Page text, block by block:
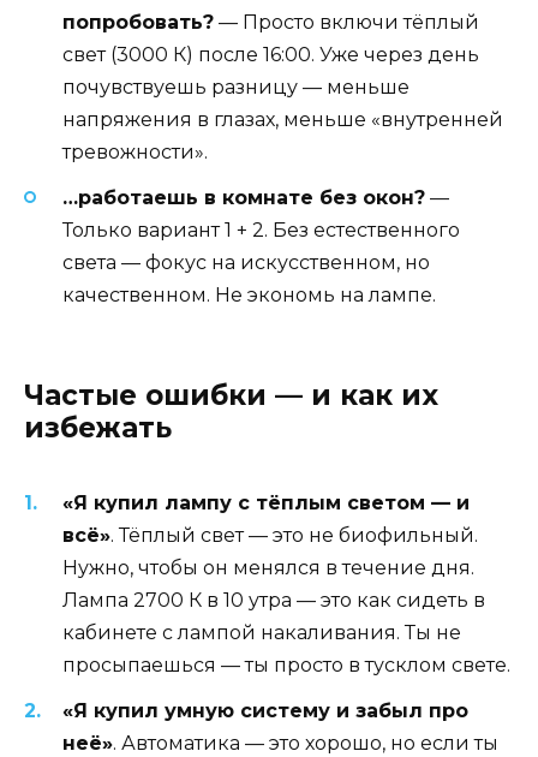
попробовать? — Просто включи тёплый
свет (3000 К) после 16:00. Уже через день
почувствуешь разницу — меньше
напряжения в глазах, меньше «внутренней
тревожности».
…работаешь в комнате без окон? —
Только вариант 1 + 2. Без естественного
света — фокус на искусственном, но
качественном. Не экономь на лампе.
Частые ошибки — и как их
избежать
«Я купил лампу с тёплым светом — и
всё». Тёплый свет — это не биофильный.
Нужно, чтобы он менялся в течение дня.
Лампа 2700 К в 10 утра — это как сидеть в
кабинете с лампой накаливания. Ты не
просыпаешься — ты просто в тусклом свете.
«Я купил умную систему и забыл про
неё». Автоматика — это хорошо, но если ты